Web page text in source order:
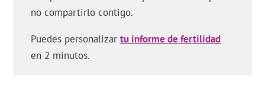
no compartirlo contigo.
Puedes personalizartu informe de fertilidad
en 2 minutos.